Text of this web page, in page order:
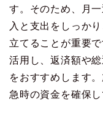
す。そのため、月
入と支出をしっか
立てることが重要
活用し、返済額や
をおすすめします
急時の資金を確保